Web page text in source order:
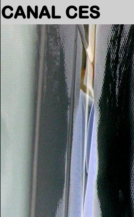
CANAL CES